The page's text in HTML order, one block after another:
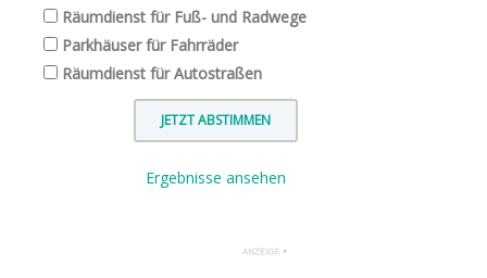
Räumdienst für Fuß- und Radwege
Parkhäuser für Fahrräder
Räumdienst für Autostraßen
Ergebnisse ansehen